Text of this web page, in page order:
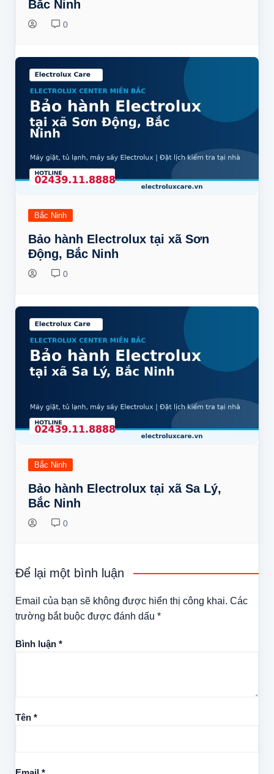
Bắc Ninh
0
Bắc Ninh
Bảo hành Electrolux tại xã Sơn
Động, Bắc Ninh
0
Bắc Ninh
Bảo hành Electrolux tại xã Sa Lý,
Bắc Ninh
0
Để lại một bình luận
Email của bạn sẽ không được hiển thị công khai. Các
trường bắt buộc được đánh dấu *
Bình luận *
Tên *